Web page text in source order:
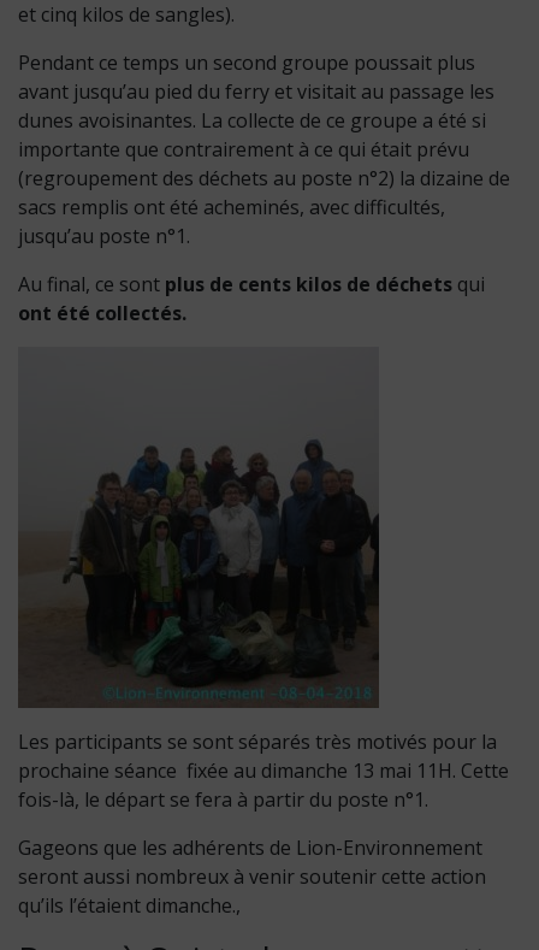
et cinq kilos de sangles).
Pendant ce temps un second groupe poussait plus
avant jusqu’au pied du ferry et visitait au passage les
dunes avoisinantes. La collecte de ce groupe a été si
importante que contrairement à ce qui était prévu
(regroupement des déchets au poste n°2) la dizaine de
sacs remplis ont été acheminés, avec difficultés,
jusqu’au poste n°1.
Au final, ce sont plus de cents kilos de déchets qui
ont été collectés.
Les participants se sont séparés très motivés pour la
prochaine séance fixée au dimanche 13 mai 11H. Cette
fois-là, le départ se fera à partir du poste n°1.
Gageons que les adhérents de Lion-Environnement
seront aussi nombreux à venir soutenir cette action
qu’ils l’étaient dimanche.,